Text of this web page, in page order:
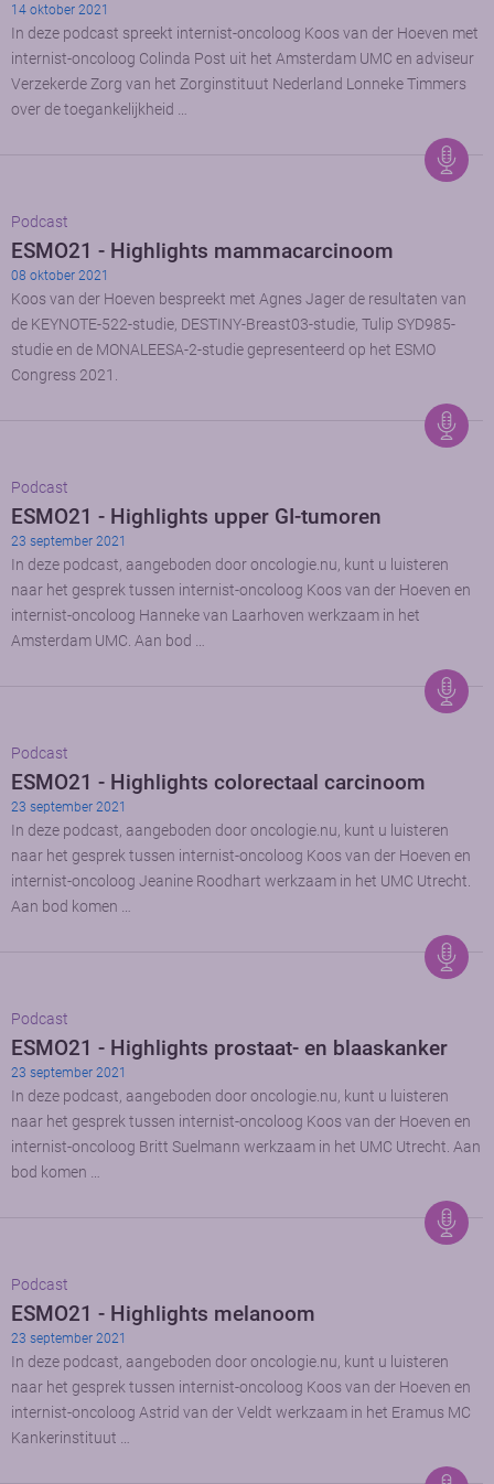
14 oktober 2021
In deze podcast spreekt internist-oncoloog Koos van der Hoeven met
internist-oncoloog Colinda Post uit het Amsterdam UMC en adviseur
Verzekerde Zorg van het Zorginstituut Nederland Lonneke Timmers
over de toegankelijkheid …
Podcast
ESMO21 - Highlights mammacarcinoom
08 oktober 2021
Koos van der Hoeven bespreekt met Agnes Jager de resultaten van
de KEYNOTE-522-studie, DESTINY-Breast03-studie, Tulip SYD985-
studie en de MONALEESA-2-studie gepresenteerd op het ESMO
Congress 2021.
Podcast
ESMO21 - Highlights upper GI-tumoren
23 september 2021
In deze podcast, aangeboden door oncologie.nu, kunt u luisteren
naar het gesprek tussen internist-oncoloog Koos van der Hoeven en
internist-oncoloog Hanneke van Laarhoven werkzaam in het
Amsterdam UMC. Aan bod …
Podcast
ESMO21 - Highlights colorectaal carcinoom
23 september 2021
In deze podcast, aangeboden door oncologie.nu, kunt u luisteren
naar het gesprek tussen internist-oncoloog Koos van der Hoeven en
internist-oncoloog Jeanine Roodhart werkzaam in het UMC Utrecht.
Aan bod komen …
Podcast
ESMO21 - Highlights prostaat- en blaaskanker
23 september 2021
In deze podcast, aangeboden door oncologie.nu, kunt u luisteren
naar het gesprek tussen internist-oncoloog Koos van der Hoeven en
internist-oncoloog Britt Suelmann werkzaam in het UMC Utrecht. Aan
bod komen …
Podcast
ESMO21 - Highlights melanoom
23 september 2021
In deze podcast, aangeboden door oncologie.nu, kunt u luisteren
naar het gesprek tussen internist-oncoloog Koos van der Hoeven en
internist-oncoloog Astrid van der Veldt werkzaam in het Eramus MC
Kankerinstituut …